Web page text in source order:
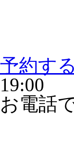
予約する
19:00
お電話